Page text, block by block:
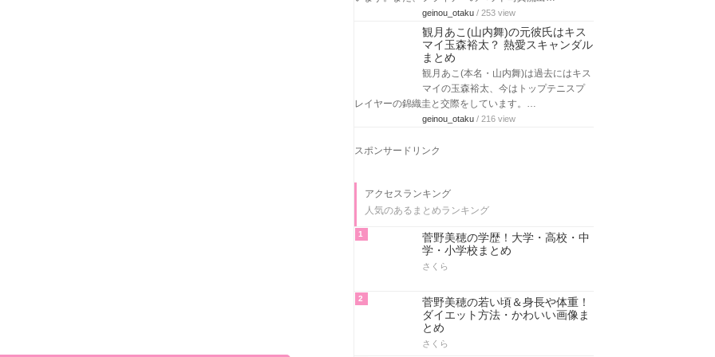
geinou_otaku / 253 view
観月あこ(山内舞)の元彼氏はキス
マイ玉森裕太？ 熱愛スキャンダル
まとめ
観月あこ(本名・山内舞)は過去にはキス
マイの玉森裕太、今はトップテニスプ
レイヤーの錦織圭と交際をしています。…
geinou_otaku / 216 view
スポンサードリンク
アクセスランキング
人気のあるまとめランキング
1
菅野美穂の学歴！大学・高校・中
学・小学校まとめ
さくら
2
菅野美穂の若い頃＆身長や体重！
ダイエット方法・かわいい画像ま
とめ
さくら